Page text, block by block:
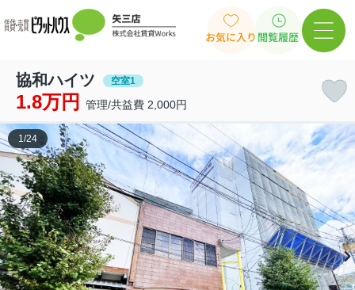
お気に入り 閲覧履歴
協和ハイツ 空室1
1.8万円 管理/共益費 2,000円
1/24